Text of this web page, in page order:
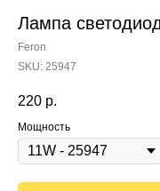
Лампа
Feron
SKU: 25947
220 р.
Мощность